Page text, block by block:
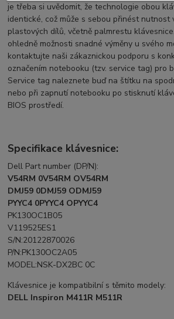
je třeba si uvědomit, že technologie obou
identické, což může s sebou přinést nutnost
plastových dílů, včetně palmrestu
ohledně možnosti snadné výměny u svého
kontaktujte naši zákaznickou podporu s
označením notebooku (tzv. service tag) pro
Service tag naleznete buď na štítku na
nebo při zapnutí notebooku po stisknutí
BIOS prostředí.
Specifikace klávesnice:
Dell Part number (DP/N):
V54RM 0V54RM OV54RM
DMJ59 0DMJ59 ODMJ59
PYYC4 0PYYC4 OPYYC4
PK130OC1B05
V119525ES1
S/N:20122870026
P/N:PK130OC2A05
MODEL:NSK-DX2BC 0C
Klávesnice je kompatibilní s těmito modely:
DELL Inspiron M411R M511R